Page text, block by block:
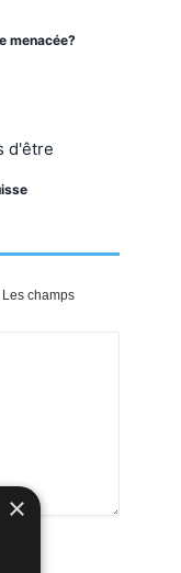
menacée?
Les champs
×